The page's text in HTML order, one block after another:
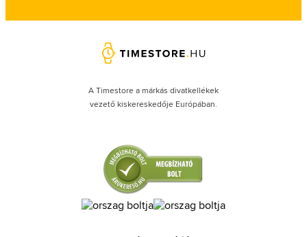
A Timestore a márkás divatkellékek
vezető kiskereskedője Európában.